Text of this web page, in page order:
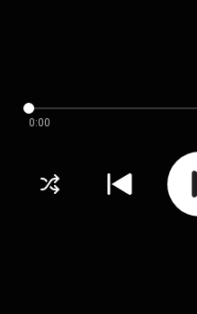
0:00